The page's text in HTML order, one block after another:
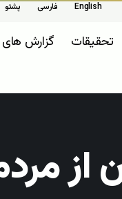
English فارسی پشتو
تحقیقات گزارش های